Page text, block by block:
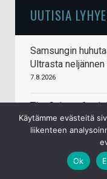
UUTISIA
Samsungin
Ultrasta
7.8.2026
Tim Culpan:
puhelinten siruja
7.8.2026
Doom pyörii nyt
Käytämme evästeitä
liikenteen
Ok